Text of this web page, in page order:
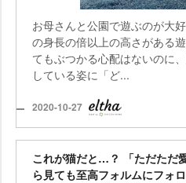
お母さんと公園で遊ぶのが大
の身長の倍以上の高さがある
てもぶつかる心配はないのに
している姿に「ど...
2020-10-27
これが猫だと…？ 「ただただ
ら見ても至高フォルムにフォ